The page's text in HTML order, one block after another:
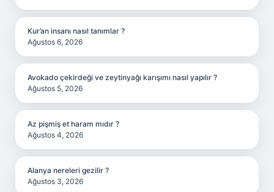
Kur’an insanı nasıl tanımlar ?
Ağustos 6, 2026
Avokado çekirdeği ve zeytinyağı karışımı nasıl yapılır ?
Ağustos 5, 2026
Az pişmiş et haram mıdır ?
Ağustos 4, 2026
Alanya nereleri gezilir ?
Ağustos 3, 2026